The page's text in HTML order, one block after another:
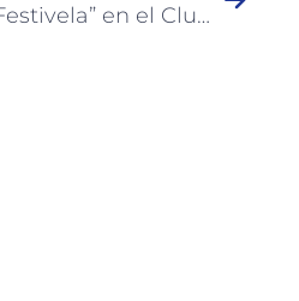
Se llevó a cabo el “Festivela” en el Club Piedras Coloradas